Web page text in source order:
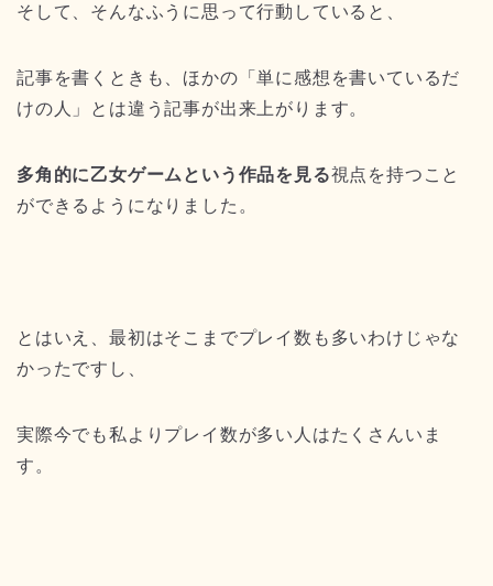
そして、そんなふうに思って行動していると、
記事を書くときも、ほかの「単に感想を書いているだ
けの人」とは違う記事が出来上がります。
多角的に乙女ゲームという作品を見る視点を持つこと
ができるようになりました。
とはいえ、最初はそこまでプレイ数も多いわけじゃな
かったですし、
実際今でも私よりプレイ数が多い人はたくさんいま
す。